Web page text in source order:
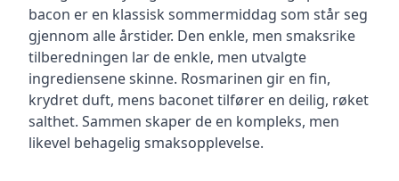
bacon er en klassisk sommermiddag som står seg
gjennom alle årstider. Den enkle, men smaksrike
tilberedningen lar de enkle, men utvalgte
ingrediensene skinne. Rosmarinen gir en fin,
krydret duft, mens baconet tilfører en deilig, røket
salthet. Sammen skaper de en kompleks, men
likevel behagelig smaksopplevelse.